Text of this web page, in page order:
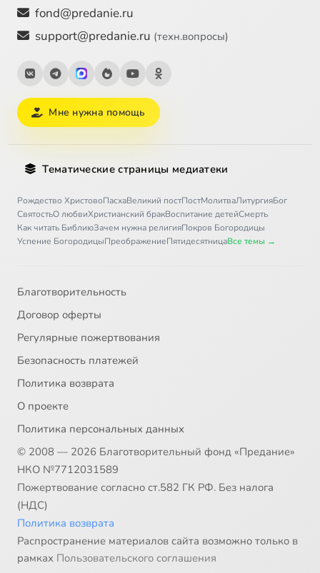
fond@predanie.ru
support@predanie.ru (техн.вопросы)
Мне нужна помощь
Тематические страницы медиатеки
Рождество ХристовоПасхаВеликий постПостМолитваЛитургияБог
СвятостьО любвиХристианский бракВоспитание детейСмерть
Как читать БиблиюЗачем нужна религияПокров Богородицы
Успение БогородицыПреображениеПятидесятницаВсе темы →
Благотворительность
Договор оферты
Регулярные пожертвования
Безопасность платежей
Политика возврата
О проекте
Политика персональных данных
© 2008 — 2026 Благотворительный фонд «Предание»
НКО №7712031589
Пожертвование согласно ст.582 ГК РФ. Без налога
(НДС)
Политика возврата
Распространение материалов сайта возможно только в
рамках Пользовательского соглашения